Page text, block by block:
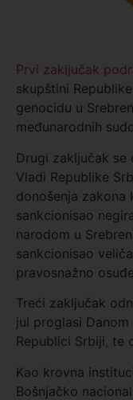
Prvi zaključak
skupštini
genocidu u
međunarodnih
Drugi zaključak se
Vladi Republike
donošenja zakona
sankcionisao
narodom u
sankcionisao
pravosnažno
Treći zaključak
jul proglasi
Republici Srbiji, te
Kao krovna
Bošnjačko